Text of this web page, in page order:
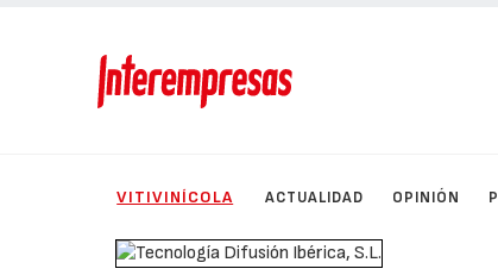
VITIVINÍCOLA ACTUALIDAD OPINIÓN